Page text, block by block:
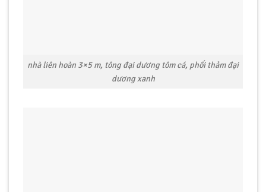
nhà liên hoàn 3×5 m, tông đại dương tôm cá, phối thảm đại
dương xanh